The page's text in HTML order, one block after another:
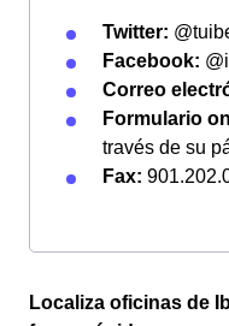
Twitter:
Facebook:
Correo
Formulario
través de su
Fax:
Localiza oficinas de